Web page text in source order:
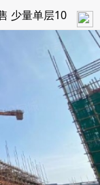
少量单层10